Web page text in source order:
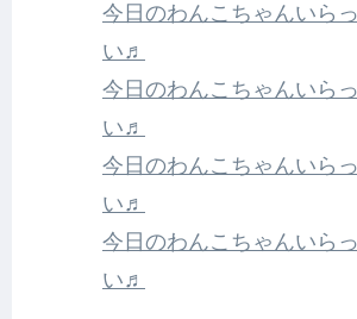
今日のわんこちゃんいら
い♬
今日のわんこちゃんいら
い♬
今日のわんこちゃんいら
い♬
今日のわんこちゃんいら
い♬